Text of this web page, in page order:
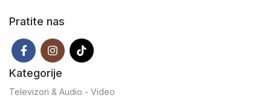
Pratite nas
Kategorije
Televizori & Audio - Video